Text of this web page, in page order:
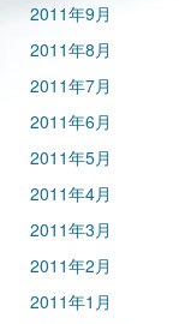
2011年9月
2011年8月
2011年7月
2011年6月
2011年5月
2011年4月
2011年3月
2011年2月
2011年1月